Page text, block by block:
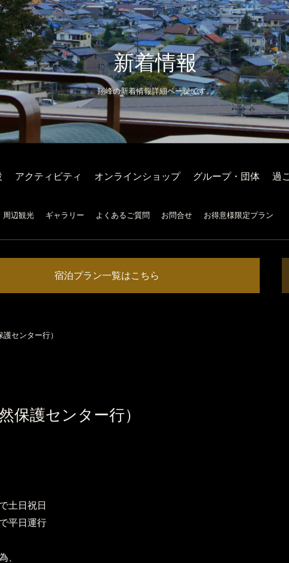
新着情報
翔峰の新着情報詳細ページです。
アクティビティ オンラインショップ グループ・団体 過
周辺観光 ギャラリー よくあるご質問 お問合せ お得意様限定プラン
宿泊プラン一覧はこちら
センター行）
保護センター行）
土日祝日
平日運行
、